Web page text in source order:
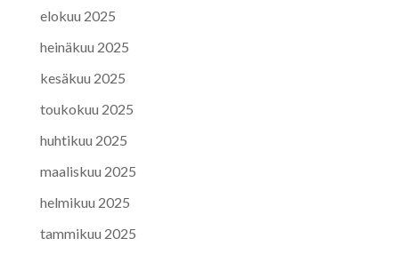
elokuu 2025
heinäkuu 2025
kesäkuu 2025
toukokuu 2025
huhtikuu 2025
maaliskuu 2025
helmikuu 2025
tammikuu 2025